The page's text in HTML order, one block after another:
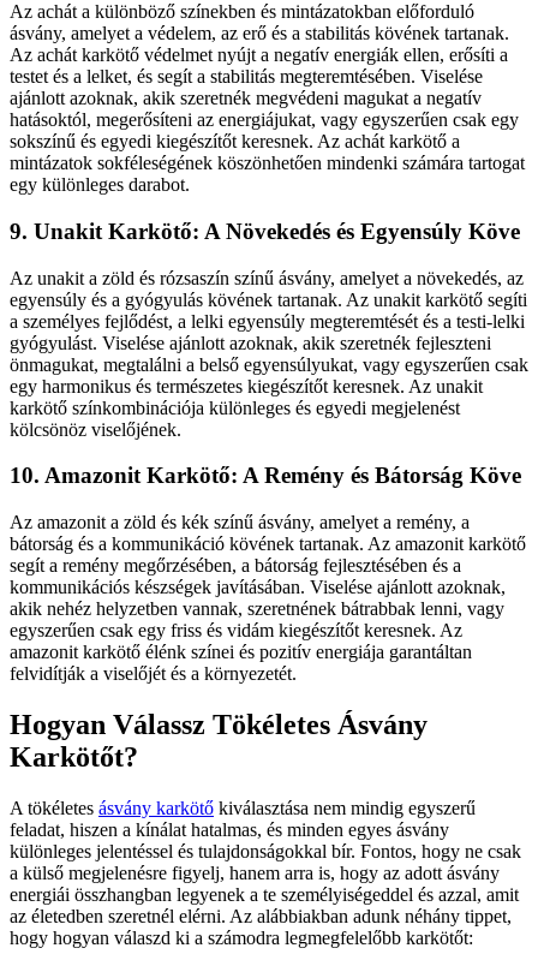
Az achát a különböző színekben és mintázatokban előforduló
ásvány, amelyet a védelem, az erő és a stabilitás kövének tartanak.
Az achát karkötő védelmet nyújt a negatív energiák ellen, erősíti a
testet és a lelket, és segít a stabilitás megteremtésében. Viselése
ajánlott azoknak, akik szeretnék megvédeni magukat a negatív
hatásoktól, megerősíteni az energiájukat, vagy egyszerűen csak egy
sokszínű és egyedi kiegészítőt keresnek. Az achát karkötő a
mintázatok sokféleségének köszönhetően mindenki számára tartogat
egy különleges darabot.
9. Unakit Karkötő: A Növekedés és Egyensúly Köve
Az unakit a zöld és rózsaszín színű ásvány, amelyet a növekedés, az
egyensúly és a gyógyulás kövének tartanak. Az unakit karkötő segíti
a személyes fejlődést, a lelki egyensúly megteremtését és a testi-lelki
gyógyulást. Viselése ajánlott azoknak, akik szeretnék fejleszteni
önmagukat, megtalálni a belső egyensúlyukat, vagy egyszerűen csak
egy harmonikus és természetes kiegészítőt keresnek. Az unakit
karkötő színkombinációja különleges és egyedi megjelenést
kölcsönöz viselőjének.
10. Amazonit Karkötő: A Remény és Bátorság Köve
Az amazonit a zöld és kék színű ásvány, amelyet a remény, a
bátorság és a kommunikáció kövének tartanak. Az amazonit karkötő
segít a remény megőrzésében, a bátorság fejlesztésében és a
kommunikációs készségek javításában. Viselése ajánlott azoknak,
akik nehéz helyzetben vannak, szeretnének bátrabbak lenni, vagy
egyszerűen csak egy friss és vidám kiegészítőt keresnek. Az
amazonit karkötő élénk színei és pozitív energiája garantáltan
felvidítják a viselőjét és a környezetét.
Hogyan Válassz Tökéletes Ásvány
Karkötőt?
A tökéletes ásvány karkötő kiválasztása nem mindig egyszerű
feladat, hiszen a kínálat hatalmas, és minden egyes ásvány
különleges jelentéssel és tulajdonságokkal bír. Fontos, hogy ne csak
a külső megjelenésre figyelj, hanem arra is, hogy az adott ásvány
energiái összhangban legyenek a te személyiségeddel és azzal, amit
az életedben szeretnél elérni. Az alábbiakban adunk néhány tippet,
hogy hogyan válaszd ki a számodra legmegfelelőbb karkötőt: